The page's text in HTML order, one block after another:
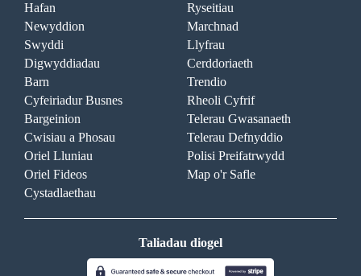
Hafan
Newyddion
Swyddi
Digwyddiadau
Barn
Cyfeiriadur Busnes
Bargeinion
Cwisiau a Phosau
Oriel Lluniau
Oriel Fideos
Cystadlaethau
Ryseitiau
Marchnad
Llyfrau
Cerddoriaeth
Trendio
Rheoli Cyfrif
Telerau Gwasanaeth
Telerau Defnyddio
Polisi Preifatrwydd
Map o'r Safle
Taliadau diogel